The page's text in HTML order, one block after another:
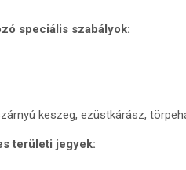
speciális szabályok:
keszeg, ezüstkárász,
területi jegyek: